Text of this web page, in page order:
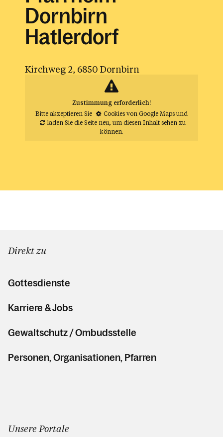
Dornbirn
Hatlerdorf
Kirchweg 2, 6850 Dornbirn
Zustimmung erforderlich!
Bitte akzeptieren Sie
Cookies von Google Mapsund
laden Sie die Seite neu, um diesen Inhalt sehen zu
können.
Direkt zu
Gottesdienste
Karriere & Jobs
Gewaltschutz / Ombudsstelle
Personen, Organisationen, Pfarren
Unsere Portale